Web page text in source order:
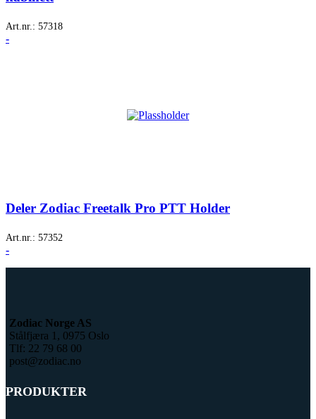
Art.nr.: 57318
-
Deler Zodiac Freetalk Pro PTT Holder
Art.nr.: 57352
-
Zodiac Norge AS
Stålfjæra 1, 0975 Oslo
Tlf: 22 79 68 00
post@zodiac.no
PRODUKTER